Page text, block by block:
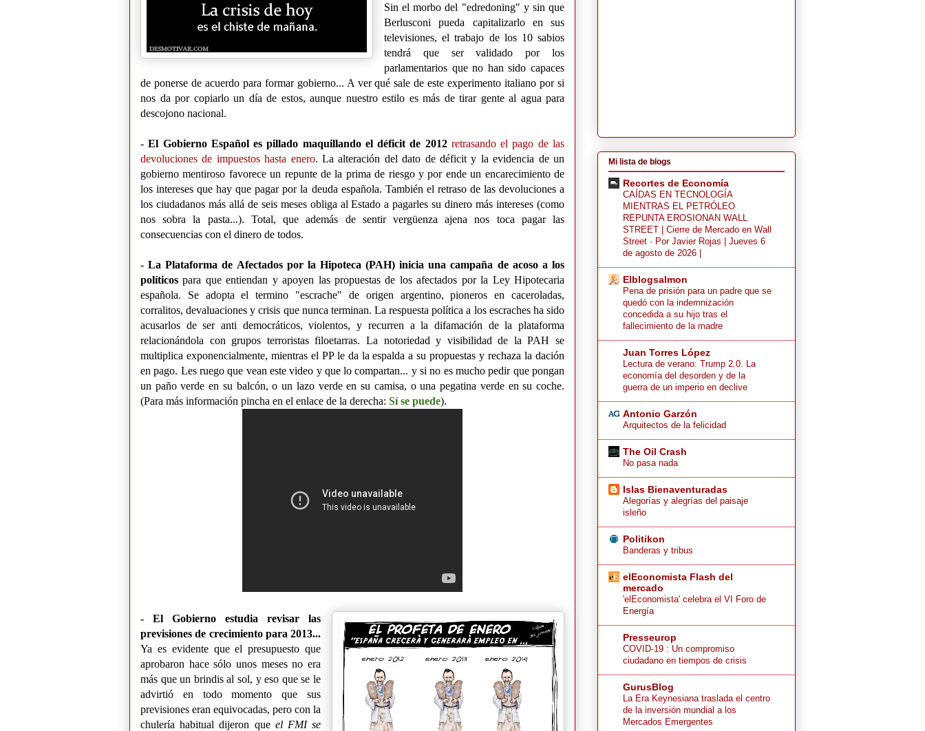
Sin el morbo del "edredoning" y sin que
Berlusconi pueda capitalizarlo en sus
televisiones, el trabajo de los 10 sabios
tendrá que ser validado por los
parlamentarios que no han sido capaces
de ponerse de acuerdo para formar gobierno... A ver qué sale de este experimento italiano por si
nos da por copiarlo un día de estos, aunque nuestro estilo es más de tirar gente al agua para
descojono nacional.
-El Gobierno Español es pillado maquillando el déficit de 2012 retrasando el pago de las
devoluciones de impuestos hasta enero. La alteración del dato de déficit y la evidencia de un
gobierno mentiroso favorece un repunte de la prima de riesgo y por ende un encarecimiento de
los intereses que hay que pagar por la deuda española. También el retraso de las devoluciones a
los ciudadanos más allá de seis meses obliga al Estado a pagarles su dinero más intereses (como
nos sobra la pasta...). Total, que además de sentir vergüenza ajena nos toca pagar las
consecuencias con el dinero de todos.
-La Plataforma de Afectados por la Hipoteca (PAH) inicia una campaña de acoso a los
políticos para que entiendan y apoyen las propuestas de los afectados por la Ley Hipotecaria
española. Se adopta el termino "escrache" de origen argentino, pioneros en caceroladas,
corralitos, devaluaciones y crisis que nunca terminan. La respuesta política a los escraches ha sido
acusarlos de ser anti democráticos, violentos, y recurren a la difamación de la plataforma
relacionándola con grupos terroristas filoetarras. La notoriedad y visibilidad de la PAH se
multiplica exponencialmente, mientras el PP le da la espalda a su propuestas y rechaza la dación
en pago. Les ruego que vean este video y que lo compartan... y si no es mucho pedir que pongan
un paño verde en su balcón, o un lazo verde en su camisa, o una pegatina verde en su coche.
(Para más información pincha en el enlace de la derecha: Sí se puede).
- El Gobierno estudia revisar las
previsiones de crecimiento para 2013...
Ya es evidente que el presupuesto que
aprobaron hace sólo unos meses no era
más que un brindis al sol, y eso que se le
advirtió en todo momento que sus
previsiones eran equivocadas, pero con la
chulería habitual dijeron que el FMI se
Mi lista de blogs
Recortes de Economía
CAÍDAS EN TECNOLOGÍA
MIENTRAS EL PETRÓLEO
REPUNTA EROSIONAN WALL
STREET | Cierre de Mercado en Wall
Street · Por Javier Rojas | Jueves 6
de agosto de 2026 |
Elblogsalmon
Pena de prisión para un padre que se
quedó con la indemnización
concedida a su hijo tras el
fallecimiento de la madre
Juan Torres López
Lectura de verano: Trump 2.0. La
economía del desorden y de la
guerra de un imperio en declive
Antonio Garzón
Arquitectos de la felicidad
The Oil Crash
No pasa nada
Islas Bienaventuradas
Alegorías y alegrías del paisaje
isleño
Politikon
Banderas y tribus
elEconomista Flash del
mercado
'elEconomista' celebra el VI Foro de
Energía
Presseurop
COVID-19 : Un compromiso
ciudadano en tiempos de crisis
GurusBlog
La Era Keynesiana traslada el centro
de la inversión mundial a los
Mercados Emergentes